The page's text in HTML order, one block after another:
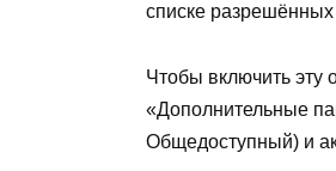
списке
Чтобы включить эту
«Дополнительные
Общедоступный) и